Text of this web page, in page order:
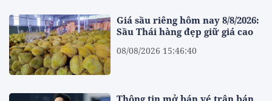
Giá sầu riêng hôm nay 8/8/2026:
Sầu Thái hàng đẹp giữ giá cao
08/08/2026 15:46:40